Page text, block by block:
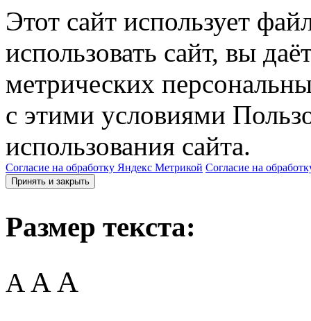
Этот сайт использует
использовать сайт, вы
метрических
с этими условиями
использования сайта.
Согласие на обработку Яндекс Метрикой Согласие на
Принять и закрыть
Размер текста:
A AA